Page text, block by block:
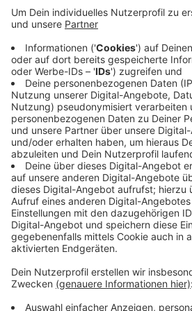
Bleichstein kann also nicht wie
nächsten Montag wieder öffnen.
wurde eine automatische
eingebaut. Das soll die Gefahr
vorbeugen. Um sicher zu gehen,
Leitungssystem jetzt frei von
noch Wasserproben genommen.
innerhalb von acht Tagen mit den
Labor.
Anzeige